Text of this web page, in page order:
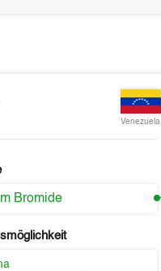
Venezuela
Bromide